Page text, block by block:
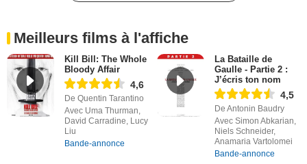
Meilleurs films à l'affiche
Kill Bill: The Whole
Bloody Affair
4,6
De Quentin Tarantino
Avec Uma Thurman,
David Carradine, Lucy
Liu
Bande-annonce
La Bataille de
Gaulle - Partie 2 :
J’écris ton nom
4,5
De Antonin Baudry
Avec Simon Abkarian,
Niels Schneider,
Anamaria Vartolomei
Bande-annonce